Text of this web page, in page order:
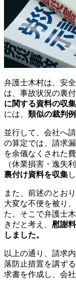
弁護士木村は、安
は、事故状況の裏
に関する資料の収集
には、 類似の裁判
並行して、会社へ
の算定では、請求
を余儀なくされた
（休業損害・逸失
裏付け資料を収集
また、前述のとお
大変な不便を被り
た。そこで弁護士
きだと考え、 慰謝
しました。
以上の通り、請求
落防止措置を講ず
求書を作成し、会